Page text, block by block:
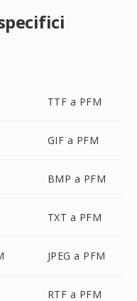
TTF a PFM
GIF a PFM
BMP a PFM
TXT a PFM
JPEG a PFM
RTF a PFM